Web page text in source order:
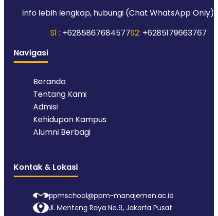
Info lebih lengkap, hubungi (Chat WhatsApp Only):
S1 : +6285867684577S2: +6285179663767
Navigasi
Beranda
Tentang Kami
Admisi
Kehidupan Kampus
Alumni Berbagi
Kontak & Lokasi
ppmschool@ppm-manajemen.ac.id
Jl. Menteng Raya No.9, Jakarta Pusat